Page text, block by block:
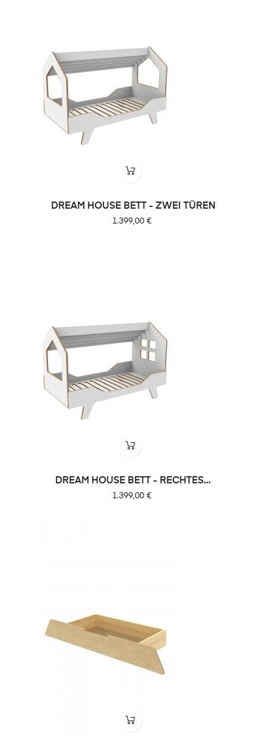
DREAM HOUSE BETT - ZWEI TÜREN
Preis
1.399,00 €
DREAM HOUSE BETT - RECHTES...
Preis
1.399,00 €